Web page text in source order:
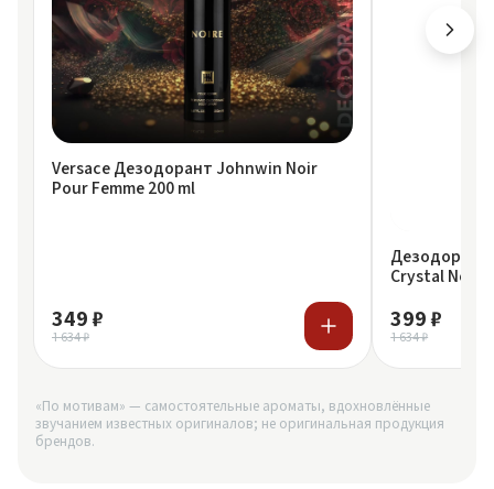
Versace Дезодорант Johnwin Noir
Pour Femme 200 ml
349 ₽
1 634 ₽
Дезодорант
Crystal Noir
399 ₽
1 634 ₽
«По мотивам» — самостоятельные ароматы, вдохновлённые
звучанием известных оригиналов; не оригинальная продукция
брендов.